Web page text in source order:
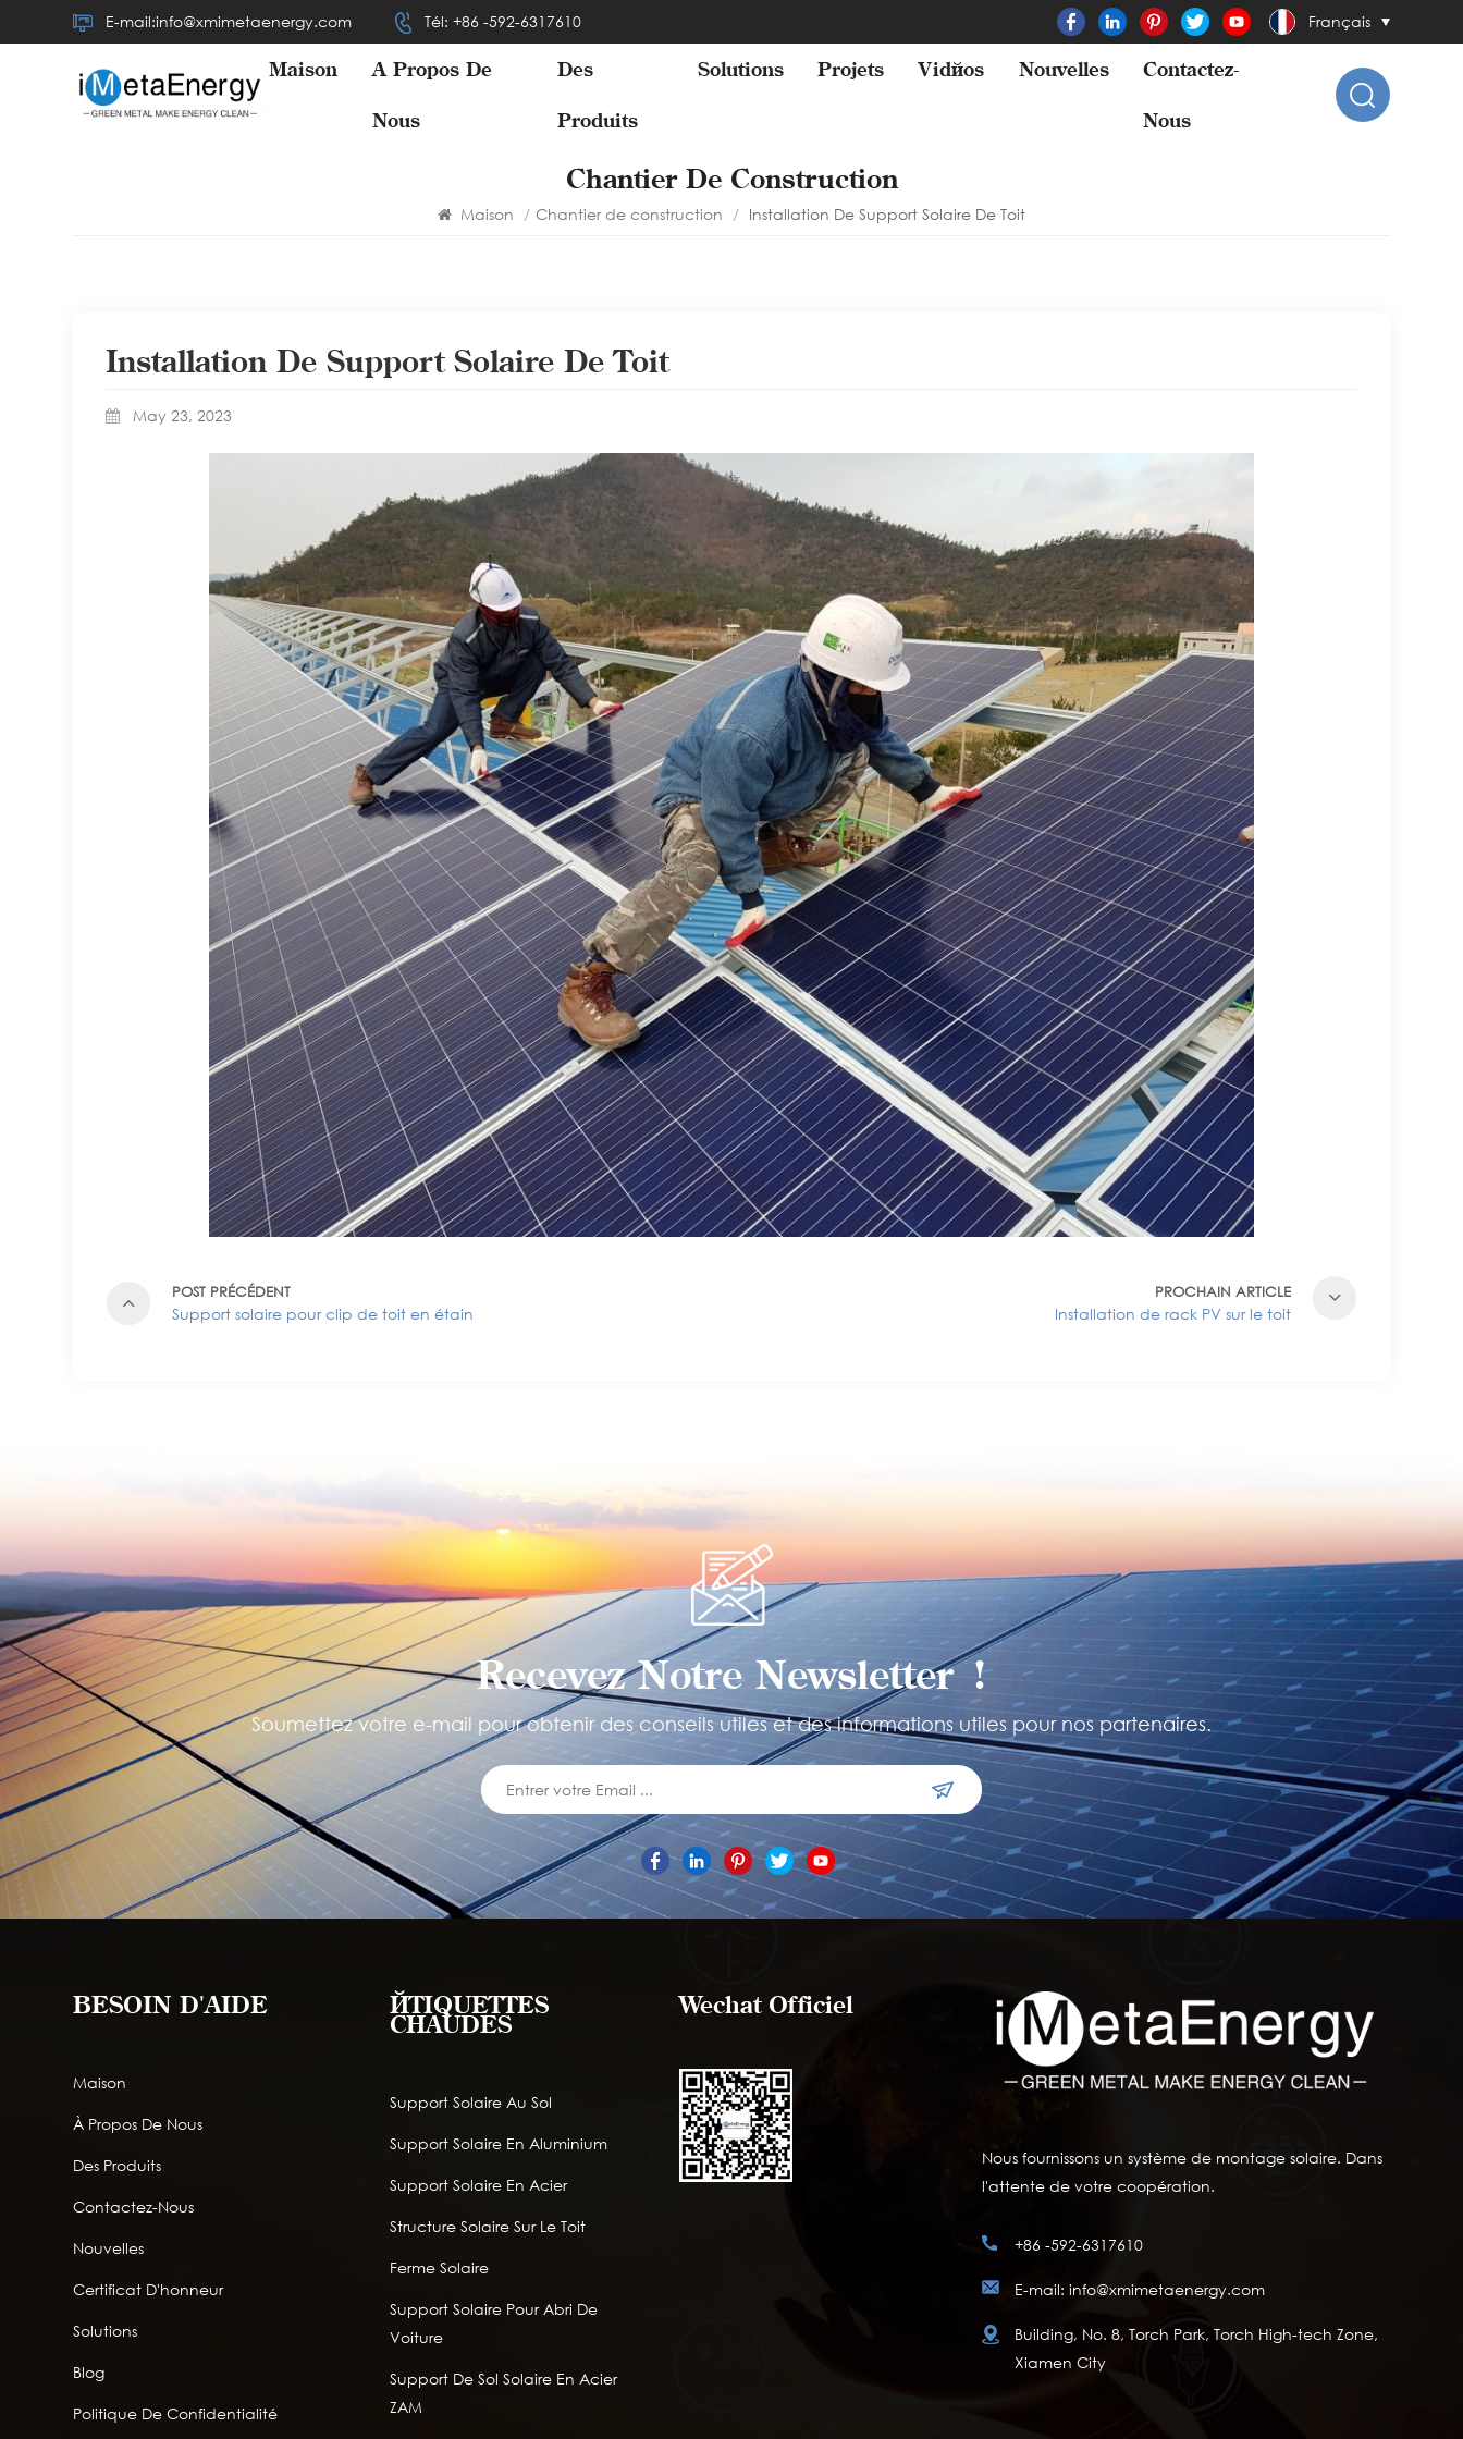
E-mail:info@xmimetaenergy.com Tél: +86 -592-6317610 Français
Maison À Propos De
Nous
Des
Produits
Solutions Projets Vidéos Nouvelles Contactez-
Nous
Chantier De Construction
Maison / Chantier de construction / Installation De Support Solaire De Toit
Installation De Support Solaire De Toit
May 23, 2023
POST PRÉCÉDENT
Support solaire pour clip de toit en étain
PROCHAIN ARTICLE
Installation de rack PV sur le toit
Recevez Notre Newsletter !
Soumettez votre e-mail pour obtenir des conseils utiles et des informations utiles pour nos partenaires.
BESOIN D'AIDE
Maison
À Propos De Nous
Des Produits
Contactez-Nous
Nouvelles
Certificat D'honneur
Solutions
Blog
Politique De Confidentialité
ÉTIQUETTES
CHAUDES
Support Solaire Au Sol
Support Solaire En Aluminium
Support Solaire En Acier
Structure Solaire Sur Le Toit
Ferme Solaire
Support Solaire Pour Abri De
Voiture
Support De Sol Solaire En Acier
ZAM
Wechat Officiel
Nous fournissons un système de montage solaire. Dans
l'attente de votre coopération.
+86 -592-6317610
E-mail: info@xmimetaenergy.com
Building, No. 8, Torch Park, Torch High-tech Zone,
Xiamen City